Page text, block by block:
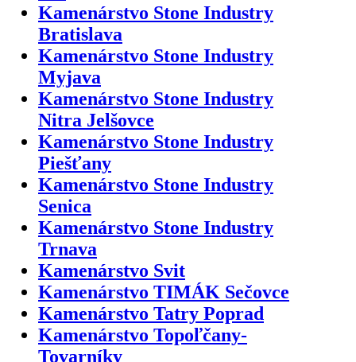
Kamenárstvo Stone Industry
Bratislava
Kamenárstvo Stone Industry
Myjava
Kamenárstvo Stone Industry
Nitra Jelšovce
Kamenárstvo Stone Industry
Piešťany
Kamenárstvo Stone Industry
Senica
Kamenárstvo Stone Industry
Trnava
Kamenárstvo Svit
Kamenárstvo TIMÁK Sečovce
Kamenárstvo Tatry Poprad
Kamenárstvo Topoľčany-
Tovarníky